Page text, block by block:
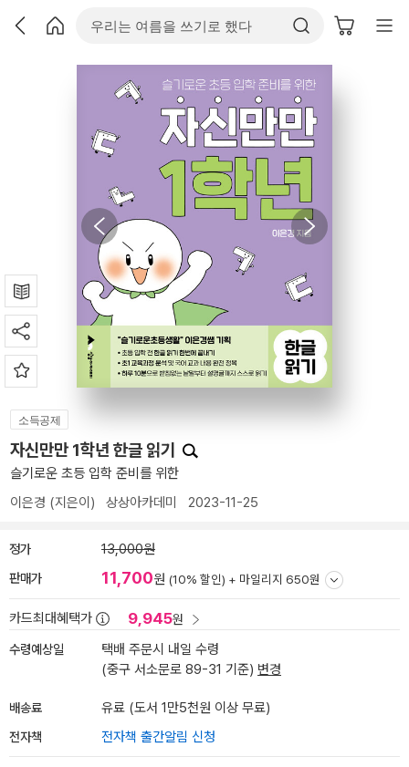
소득공제
자신만만 1학년 한글 읽기
슬기로운 초등 입학 준비를 위한
이은경 (지은이) 상상아카데미 2023-11-25
정가 13,000원
판매가 11,700원 (10% 할인) + 마일리지 650원
카드최대혜택가 9,945원
수령예상일
택배 주문시 내일 수령
(중구 서소문로 89-31 기준) 변경
배송료 유료 (도서 1만5천원 이상 무료)
전자책 전자책 출간알림 신청